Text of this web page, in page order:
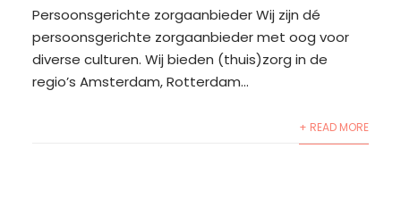
Persoonsgerichte zorgaanbieder Wij zijn dé
persoonsgerichte zorgaanbieder met oog voor
diverse culturen. Wij bieden (thuis)zorg in de
regio’s Amsterdam, Rotterdam...
+ READ MORE